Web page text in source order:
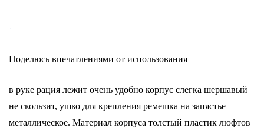
Поделюсь впечатлениями от использования
в руке рация лежит очень удобно корпус слегка шершавый
не скользит, ушко для крепления ремешка на запястье
металлическое. Материал корпуса толстый пластик люфтов